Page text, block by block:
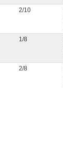
2/10
1/8
2/8